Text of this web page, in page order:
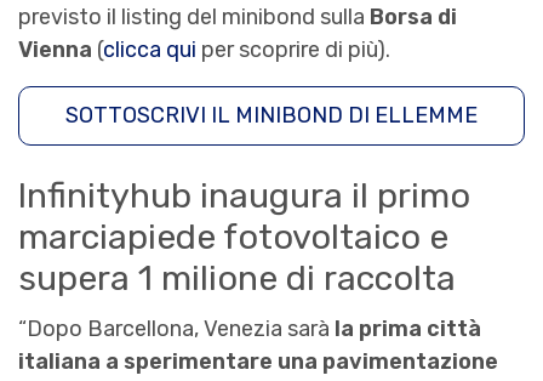
previsto il listing del minibond sulla Borsa di
Vienna (clicca qui per scoprire di più).
SOTTOSCRIVI IL MINIBOND DI ELLEMME
Infinityhub inaugura il primo
marciapiede fotovoltaico e
supera 1 milione di raccolta
“Dopo Barcellona, Venezia sarà la prima città
italiana a sperimentare una pavimentazione